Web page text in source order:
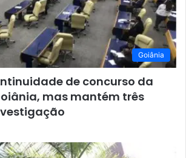
Goiânia
de concurso da
mas mantém três